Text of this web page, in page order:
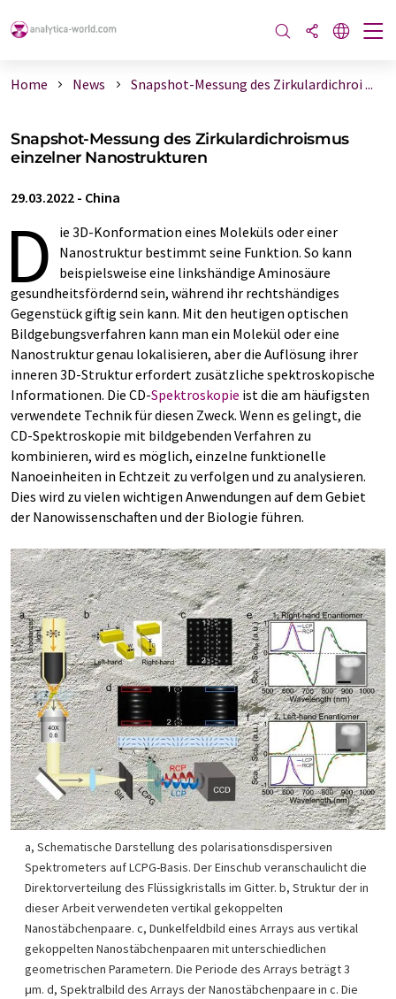
Home News Snapshot-Messung des Zirkulardichroi ...
Snapshot-Messung des Zirkulardichroismus
einzelner Nanostrukturen
29.03.2022 - China
D
ie 3D-Konformation eines Moleküls oder einer
Nanostruktur bestimmt seine Funktion. So kann
beispielsweise eine linkshändige Aminosäure
gesundheitsfördernd sein, während ihr rechtshändiges
Gegenstück giftig sein kann. Mit den heutigen optischen
Bildgebungsverfahren kann man ein Molekül oder eine
Nanostruktur genau lokalisieren, aber die Auflösung ihrer
inneren 3D-Struktur erfordert zusätzliche spektroskopische
Informationen. Die CD-Spektroskopie ist die am häufigsten
verwendete Technik für diesen Zweck. Wenn es gelingt, die
CD-Spektroskopie mit bildgebenden Verfahren zu
kombinieren, wird es möglich, einzelne funktionelle
Nanoeinheiten in Echtzeit zu verfolgen und zu analysieren.
Dies wird zu vielen wichtigen Anwendungen auf dem Gebiet
der Nanowissenschaften und der Biologie führen.
a, Schematische Darstellung des polarisationsdispersiven
Spektrometers auf LCPG-Basis. Der Einschub veranschaulicht die
Direktorverteilung des Flüssigkristalls im Gitter. b, Struktur der in
dieser Arbeit verwendeten vertikal gekoppelten
Nanostäbchenpaare. c, Dunkelfeldbild eines Arrays aus vertikal
gekoppelten Nanostäbchenpaaren mit unterschiedlichen
geometrischen Parametern. Die Periode des Arrays beträgt 3
μm. d, Spektralbild des Arrays der Nanostäbchenpaare in c. Die